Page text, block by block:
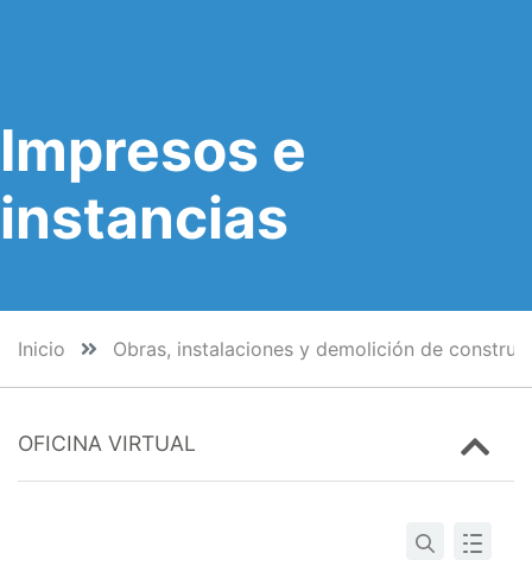
Impresos e
instancias
Inicio Obras, instalaciones y demolición de
OFICINA VIRTUAL